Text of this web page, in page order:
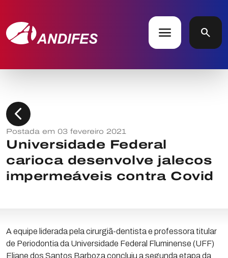
menu search
chevron_left
Postada em 03 fevereiro 2021
Universidade Federal
carioca desenvolve jalecos
impermeáveis contra Covid
A equipe liderada pela cirurgiã-dentista e professora titular
de Periodontia da Universidade Federal Fluminense (UFF)
Eliane dos Santos Barboza concluiu a segunda etapa da